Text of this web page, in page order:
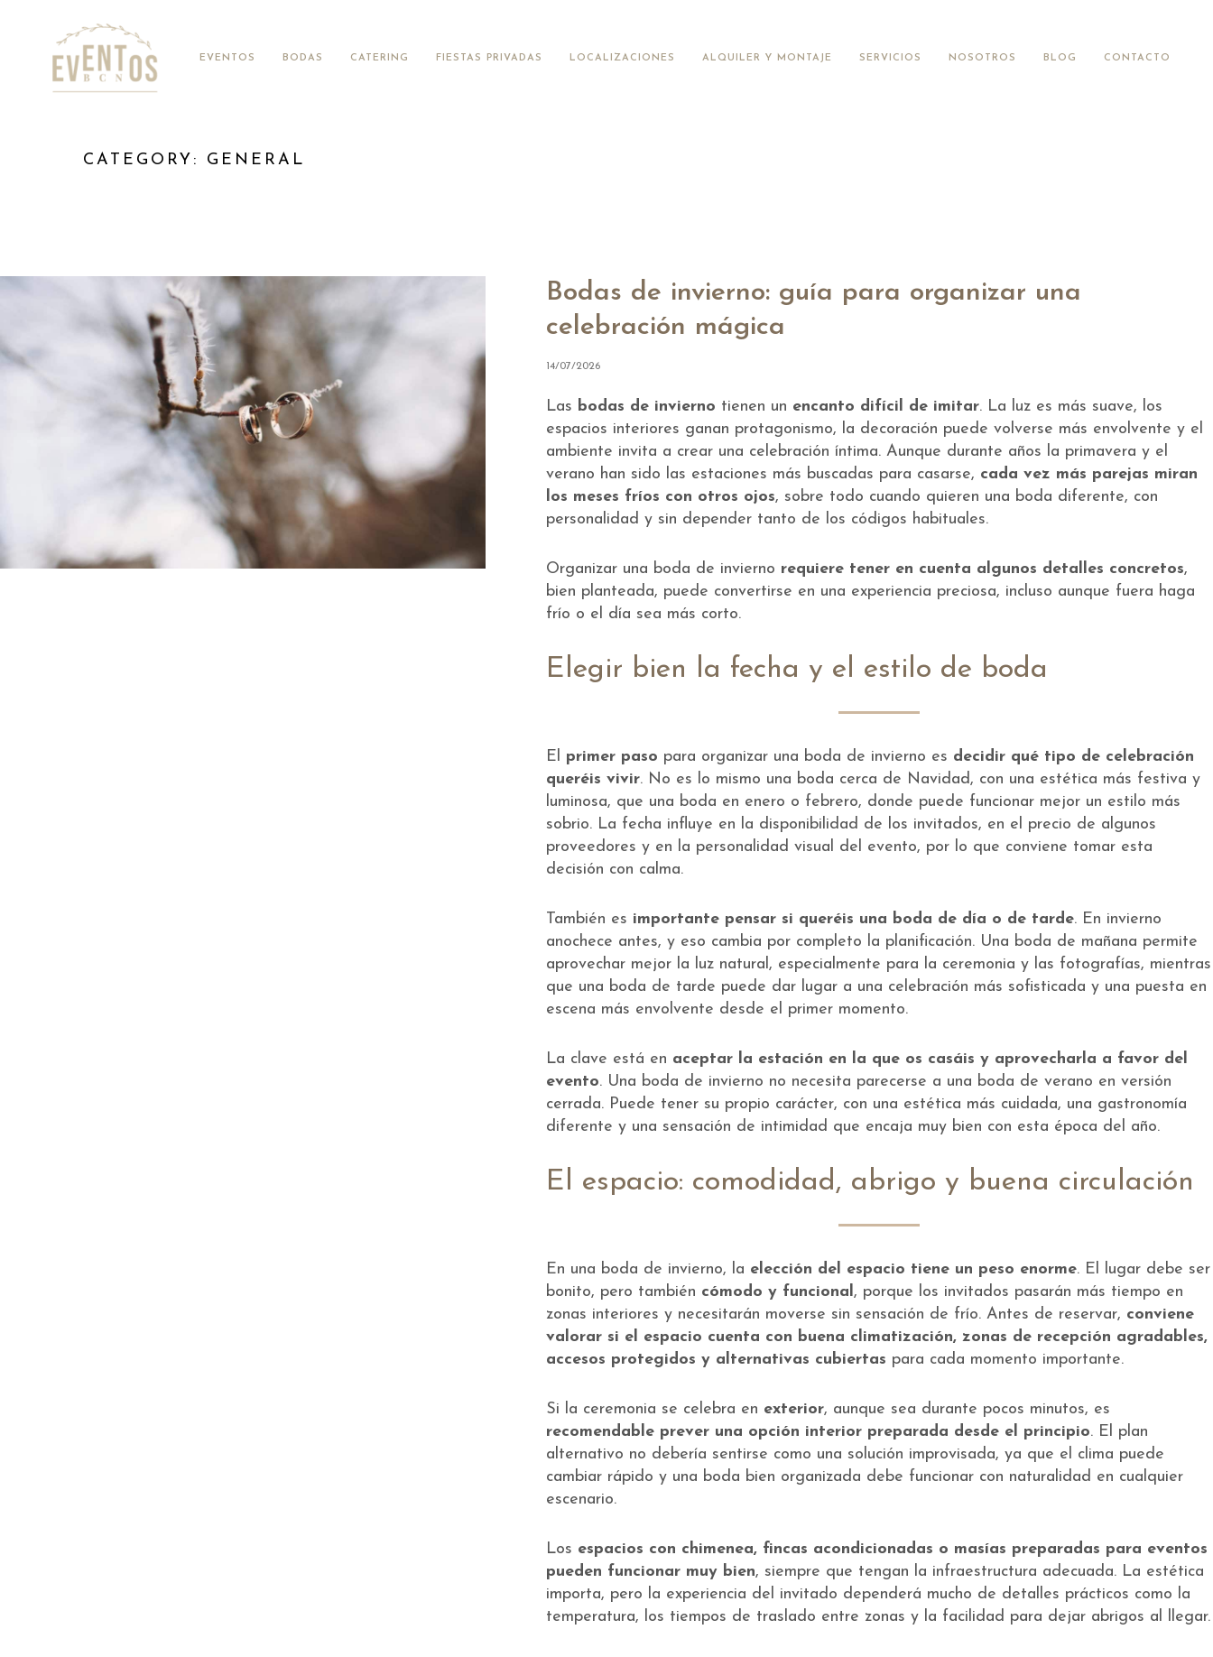
EVENTOS BODAS CATERING FIESTAS PRIVADAS LOCALIZACIONES ALQUILER Y MONTAJE SERVICIOS NOSOTROS BLOG CONTACTO
CATEGORY: GENERAL
Bodas de invierno: guía para organizar una
celebración mágica
14/07/2026
Las bodas de invierno tienen un encanto difícil de imitar. La luz es más suave, los
espacios interiores ganan protagonismo, la decoración puede volverse más envolvente y el
ambiente invita a crear una celebración íntima. Aunque durante años la primavera y el
verano han sido las estaciones más buscadas para casarse, cada vez más parejas miran
los meses fríos con otros ojos, sobre todo cuando quieren una boda diferente, con
personalidad y sin depender tanto de los códigos habituales.
Organizar una boda de invierno requiere tener en cuenta algunos detalles concretos,
bien planteada, puede convertirse en una experiencia preciosa, incluso aunque fuera haga
frío o el día sea más corto.
Elegir bien la fecha y el estilo de boda
El primer paso para organizar una boda de invierno es decidir qué tipo de celebración
queréis vivir. No es lo mismo una boda cerca de Navidad, con una estética más festiva y
luminosa, que una boda en enero o febrero, donde puede funcionar mejor un estilo más
sobrio. La fecha influye en la disponibilidad de los invitados, en el precio de algunos
proveedores y en la personalidad visual del evento, por lo que conviene tomar esta
decisión con calma.
También es importante pensar si queréis una boda de día o de tarde. En invierno
anochece antes, y eso cambia por completo la planificación. Una boda de mañana permite
aprovechar mejor la luz natural, especialmente para la ceremonia y las fotografías, mientras
que una boda de tarde puede dar lugar a una celebración más sofisticada y una puesta en
escena más envolvente desde el primer momento.
La clave está en aceptar la estación en la que os casáis y aprovecharla a favor del
evento. Una boda de invierno no necesita parecerse a una boda de verano en versión
cerrada. Puede tener su propio carácter, con una estética más cuidada, una gastronomía
diferente y una sensación de intimidad que encaja muy bien con esta época del año.
El espacio: comodidad, abrigo y buena circulación
En una boda de invierno, la elección del espacio tiene un peso enorme. El lugar debe ser
bonito, pero también cómodo y funcional, porque los invitados pasarán más tiempo en
zonas interiores y necesitarán moverse sin sensación de frío. Antes de reservar, conviene
valorar si el espacio cuenta con buena climatización, zonas de recepción agradables,
accesos protegidos y alternativas cubiertas para cada momento importante.
Si la ceremonia se celebra en exterior, aunque sea durante pocos minutos, es
recomendable prever una opción interior preparada desde el principio. El plan
alternativo no debería sentirse como una solución improvisada, ya que el clima puede
cambiar rápido y una boda bien organizada debe funcionar con naturalidad en cualquier
escenario.
Los espacios con chimenea, fincas acondicionadas o masías preparadas para eventos
pueden funcionar muy bien, siempre que tengan la infraestructura adecuada. La estética
importa, pero la experiencia del invitado dependerá mucho de detalles prácticos como la
temperatura, los tiempos de traslado entre zonas y la facilidad para dejar abrigos al llegar.